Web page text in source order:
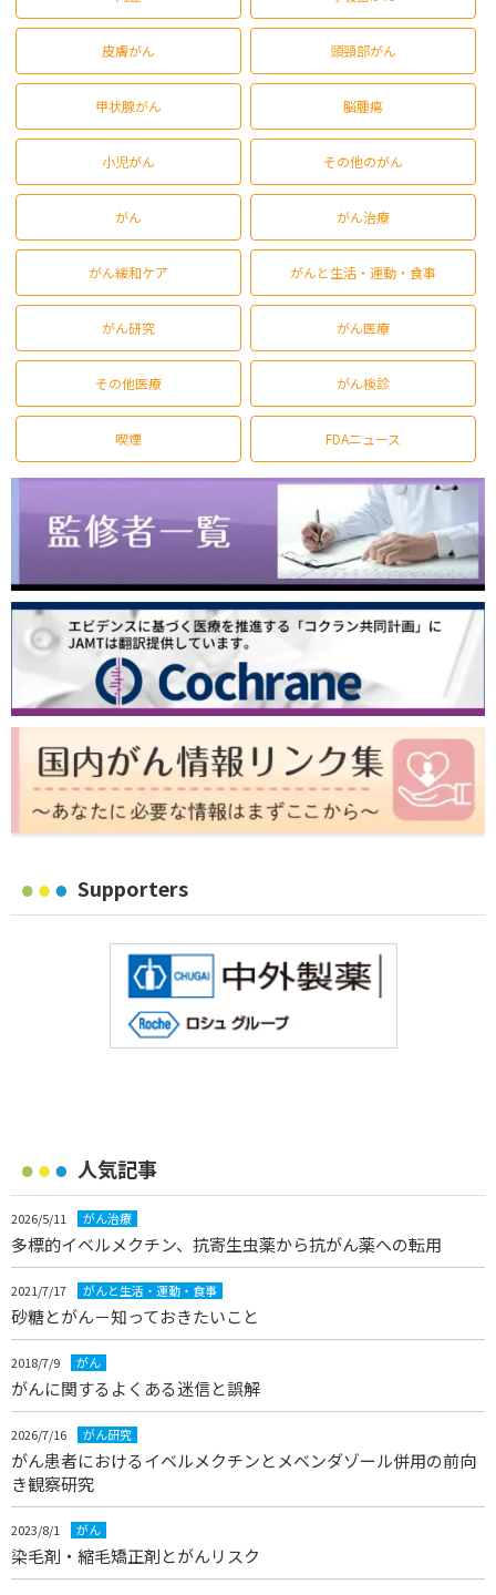
皮膚がん 頭頸部がん
甲状腺がん 脳腫瘍
小児がん その他のがん
がん がん治療
がん緩和ケア がんと生活・運動・食事
がん研究 がん医療
その他医療 がん検診
喫煙 FDAニュース
Supporters
人気記事
2026/5/11 がん治療
多標的イベルメクチン、抗寄生虫薬から抗がん薬への転用
2021/7/17 がんと生活・運動・食事
砂糖とがん－知っておきたいこと
2018/7/9 がん
がんに関するよくある迷信と誤解
2026/7/16 がん研究
がん患者におけるイベルメクチンとメベンダゾール併用の前向
き観察研究
2023/8/1 がん
染毛剤・縮毛矯正剤とがんリスク